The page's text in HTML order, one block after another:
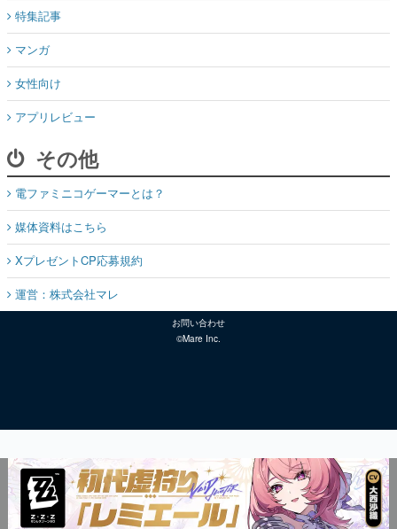
特集記事
マンガ
女性向け
アプリレビュー
その他
電ファミニコゲーマーとは？
媒体資料はこちら
XプレゼントCP応募規約
運営：株式会社マレ
お問い合わせ
©Mare Inc.